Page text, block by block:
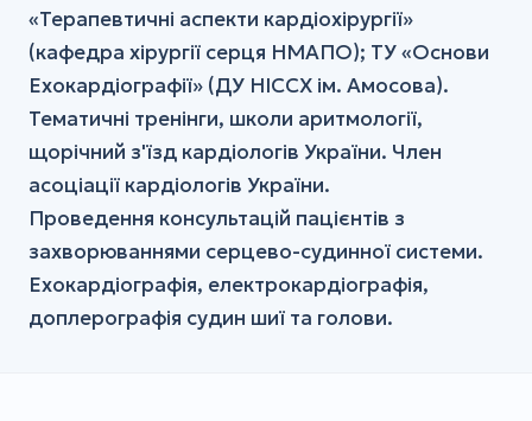
«Терапевтичні аспекти кардіохірургії»
(кафедра хірургії серця НМАПО); ТУ «Основи
Ехокардіографії» (ДУ НІССХ ім. Амосова).
Тематичні тренінги, школи аритмології,
щорічний з'їзд кардіологів України. Член
асоціації кардіологів України.
Проведення консультацій пацієнтів з
захворюваннями серцево-судинної системи.
Ехокардіографія, електрокардіографія,
доплерографія судин шиї та голови.